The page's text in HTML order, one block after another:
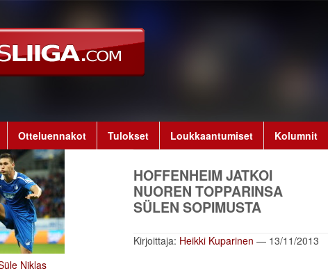
Otteluennakot Tulokset Loukkaantumiset Kolumnit
HOFFENHEIM JATKOI
NUOREN TOPPARINSA
SÜLEN SOPIMUSTA
Kirjoittaja: Heikki Kuparinen — 13/11/2013
Niklas